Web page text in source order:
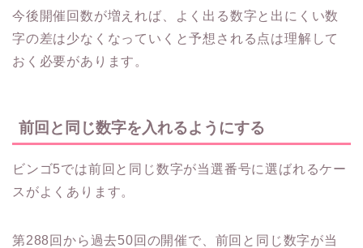
今後開催回数が増えれば、よく出る数字と出にくい数
字の差は少なくなっていくと予想される点は理解して
おく必要があります。
前回と同じ数字を入れるようにする
ビンゴ5では前回と同じ数字が当選番号に選ばれるケー
スがよくあります。
第288回から過去50回の開催で、前回と同じ数字が当